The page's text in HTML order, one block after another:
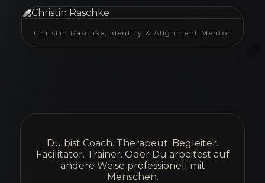
Christin Raschke, Identity & Alignment Mentor
Du bist Coach. Therapeut. Begleiter.
Facilitator. Trainer. Oder Du arbeitest auf
andere Weise professionell mit
Menschen.